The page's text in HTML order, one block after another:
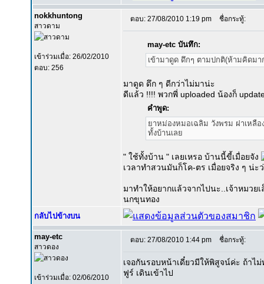
nokkhuntong
สาวดาม
เข้าร่วมเมื่อ: 26/02/2010
ตอบ: 256
ตอบ: 27/08/2010 1:19 pm ชื่อกระทู้:
may-etc บันทึก:
เข้ามาดูด ดึกๆ ตามปกติ(ห้ามคิดม
มาดูด ดึก ๆ ดีกว่าไม่มาน่ะ
ดีแล้ว !!!! พวกพี่ uploaded น้องก็
คำพูด:
ยาหม่องหมอเฉลิม วังพรม ฝาเหลื
ทั้งบ้านเลย
" ใช้ทั้งบ้าน " เลยเหรอ บ้านนี้ขี้เมื่อยจัง
เวลาทำสวนมันก็โค-ตร เมื่อยจริง ๆ น่ะ
มาทำให้อยากแล้วจากไปนะ..เจ้าหมวย
นกขุนทอง
กลับไปข้างบน
may-etc
สาวดอง
เข้าร่วมเมื่อ: 02/06/2010
ตอบ: 27/08/2010 1:44 pm ชื่อกระทู้:
เจอกันรอบหน้าเดี๋ยวมีให้พิสูจน์ค่ะ ถ้า
ฟูร์ เดินเข้าไป